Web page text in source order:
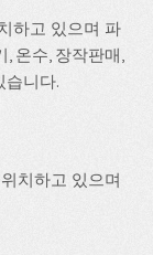
하고 있으며 파
온수, 장작판매,
습니다.
치하고 있으며